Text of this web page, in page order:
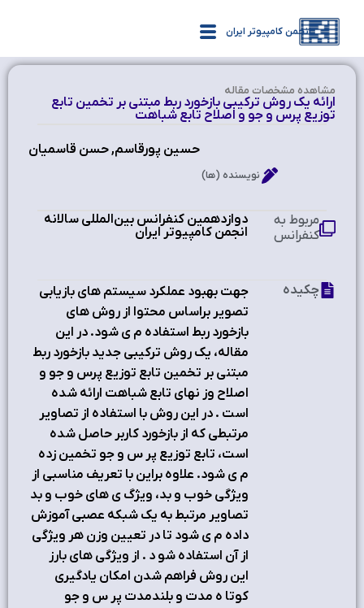
انجمن کامپیوتر ایران
مشاهده‌ مشخصات مقاله
ارائه يك روش تركيبي بازخورد ربط مبتني بر تخمين تابع
توزيع پرس و جو و اصلاح تابع شباهت
حسين پورقاسم, حسن قاسميان
نویسنده (ها)
دوازدهمین کنفرانس بین‌المللی سالانه
انجمن کامپیوتر ایران
مربوط به
کنفرانس
جهت بهبود عملكرد سيستم هاي بازيابي
تصوير براساس محتوا از روش هاي
بازخورد ربط استفاده م ي شود. در اين
مقاله، يك روش تركيبي جديد بازخورد ربط
مبتني بر تخمين تابع توزيع پرس و جو و
اصلاح وز نهاي تابع شباهت ارائه شده
است . در اين روش با استفاده از تصاوير
مرتبطي كه از بازخورد كاربر حاصل شده
است، تابع توزيع پر س و جو تخمين زده
م ي شود. علاوه براين با تعريف مناسبي از
ويژگي خوب و بد، ويژگ ي هاي خوب و بد
تصاوير مرتبط به يك شبكه عصبي آموزش
داده م ي شود تا در تعيين وزن هر ويژگي
از آن استفاده شو د . از ويژگي هاي بارز
اين روش فراهم شدن امكان يادگيري
كوتا ه مدت و بلندمدت پر س و جو
چکیده